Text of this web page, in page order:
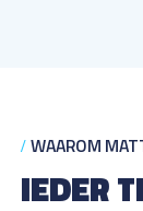
WAAROM
IEDER